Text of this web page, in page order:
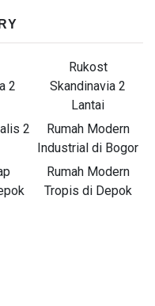
2
Rukost
Skandinavia 2
Lantai
2
Rumah Modern
Industrial di Bogor
Rumah Modern
Tropis di Depok